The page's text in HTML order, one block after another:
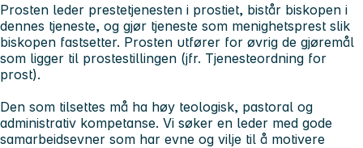
Prosten leder prestetjenesten i prostiet, bistår biskopen i
dennes tjeneste, og gjør tjeneste som menighetsprest slik
biskopen fastsetter. Prosten utfører for øvrig de gjøremål
som ligger til prostestillingen (jfr. Tjenesteordning for
prost).
Den som tilsettes må ha høy teologisk, pastoral og
administrativ kompetanse. Vi søker en leder med gode
samarbeidsevner som har evne og vilje til å motivere